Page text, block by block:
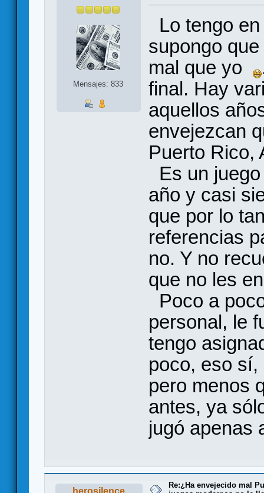
Mensajes: 833
Lo tengo
supongo
mal que yo
final. Hay
aquellos
envejezcan
Puerto Rico,
Es un
año y casi
que por lo
referencias
no. Y no
que no les
Poco a
personal, le
tengo
poco, eso
pero menos
antes, ya
jugó apenas
herosilence
Re:¿Ha envejecido mal